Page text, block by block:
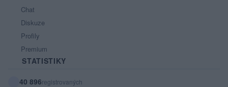
Chat
Diskuze
Profily
Premium
STATISTIKY
40 896registrovaných